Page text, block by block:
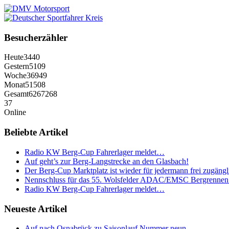
Besucherzähler
Heute3440
Gestern5109
Woche36949
Monat51508
Gesamt6267268
37
Online
Beliebte Artikel
Radio KW Berg-Cup Fahrerlager meldet…
Auf geht’s zur Berg-Langstrecke an den Glasbach!
Der Berg-Cup Marktplatz ist wieder für jedermann frei
Nennschluss für das 55. Wolsfelder ADAC/EMSC
Radio KW Berg-Cup Fahrerlager meldet…
Neueste Artikel